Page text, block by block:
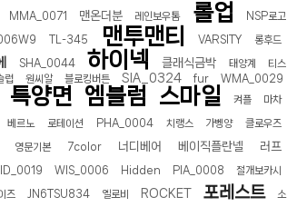
MMA_0071 맨온더분 레인보우톰 롤업 NSP로고
TL-345 맨투맨티 VARSITY 롱후드
SHA_0044 하이넥 클래식금박 태양계
티스
럽 원씨알 블로킹버튼 SIA_0324 fur
WMA_0029
특양면 엠블럼 스마일 켜플 마차
베르노 로테이션 PHA_0004 치랭스 가벵양 클로우즈
영문기본 7color 너디베어 베이직플란넬 러프
TID_0019 WIS_0006 Hidden PIA_0008 절개보카시
즈 JN6TSU834 옐로비 ROCKET 포레스트 소